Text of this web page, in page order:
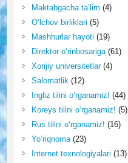
Maktabgacha ta’lim (4)
O‘lchov birliklari (5)
Mashhurlar hayoti (19)
Direktor o‘rinbosariga(61)
Xorijiy universitetlar(4)
Salomatlik(12)
Ingliz tilini o‘rganamiz! (44)
Koreys tilini o‘rganamiz! (5)
Rus tilini o‘rganamiz! (16)
Yo‘riqnoma(23)
Internet texnologiyalari (13)